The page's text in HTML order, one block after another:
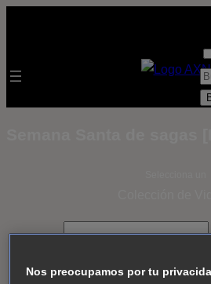
B
Despedida Salvaje
Nos preocupamos por tu